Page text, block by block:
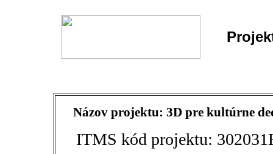
Názov projektu: 3D pre kultúrne
ITMS kód projektu: